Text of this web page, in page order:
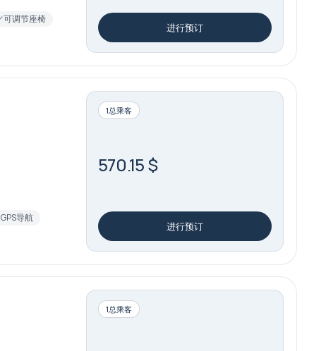
可调节座椅
进行预订
GPS导航
1总乘客
570.15 $
进行预订
1总乘客